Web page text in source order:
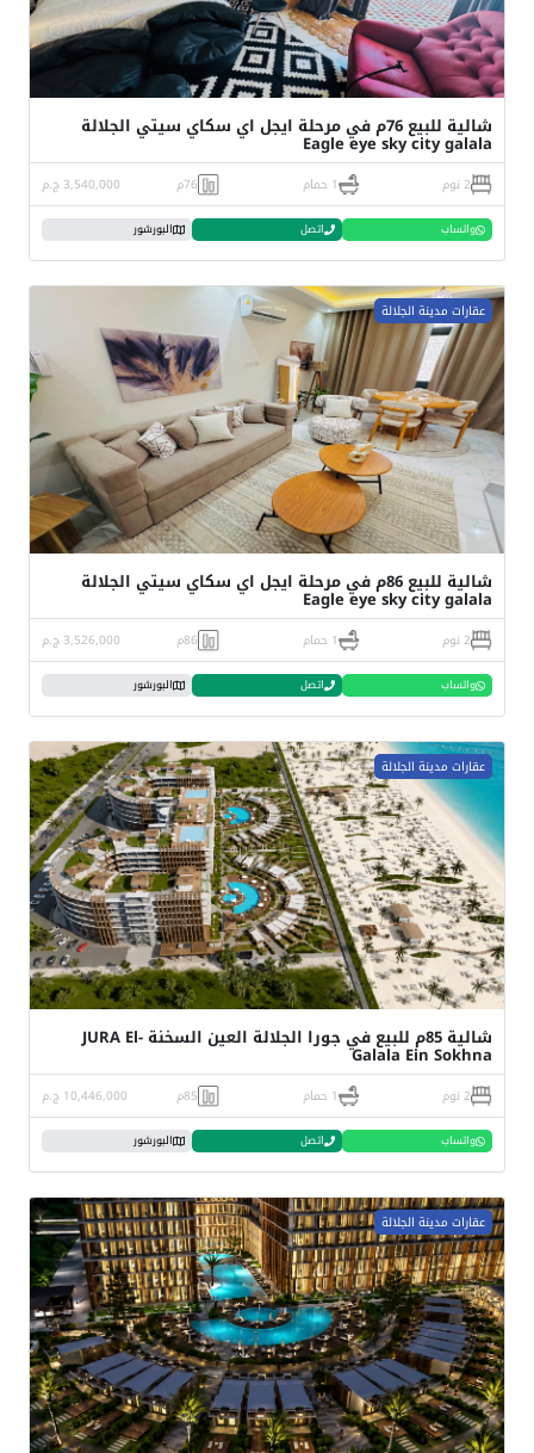
شالية للبيع 76م في مرحلة ايجل اي سكاي سيتي الجلالة
Eagle eye sky city galala
2 نوم 1 حمام 76م 3,540,000 ج.م
واتساب اتصل البورشور
عقارات مدينة الجلالة
شالية للبيع 86م في مرحلة ايجل اي سكاي سيتي الجلالة
Eagle eye sky city galala
2 نوم 1 حمام 86م 3,526,000 ج.م
واتساب اتصل البورشور
عقارات مدينة الجلالة
شالية 85م للبيع في جورا الجلالة العين السخنة JURA El-
Galala Ein Sokhna
2 نوم 1 حمام 85م 10,446,000 ج.م
واتساب اتصل البورشور
عقارات مدينة الجلالة